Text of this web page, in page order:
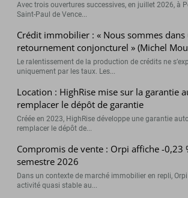
Avec trois ouvertures successives, en juillet 2026, à
Saint-Paul de Vence...
Crédit immobilier : « Nous sommes dans
retournement conjoncturel » (Michel
Le ralentissement de la production de crédits ne
uniquement par les taux. Les...
Location : HighRise mise sur la garantie
remplacer le dépôt de garantie
Créée en 2023, HighRise développe une garantie
remplacer le dépôt de...
Compromis de vente : Orpi affiche -0,23
semestre 2026
Dans un contexte de marché immobilier en repli,
activité quasi stable au...